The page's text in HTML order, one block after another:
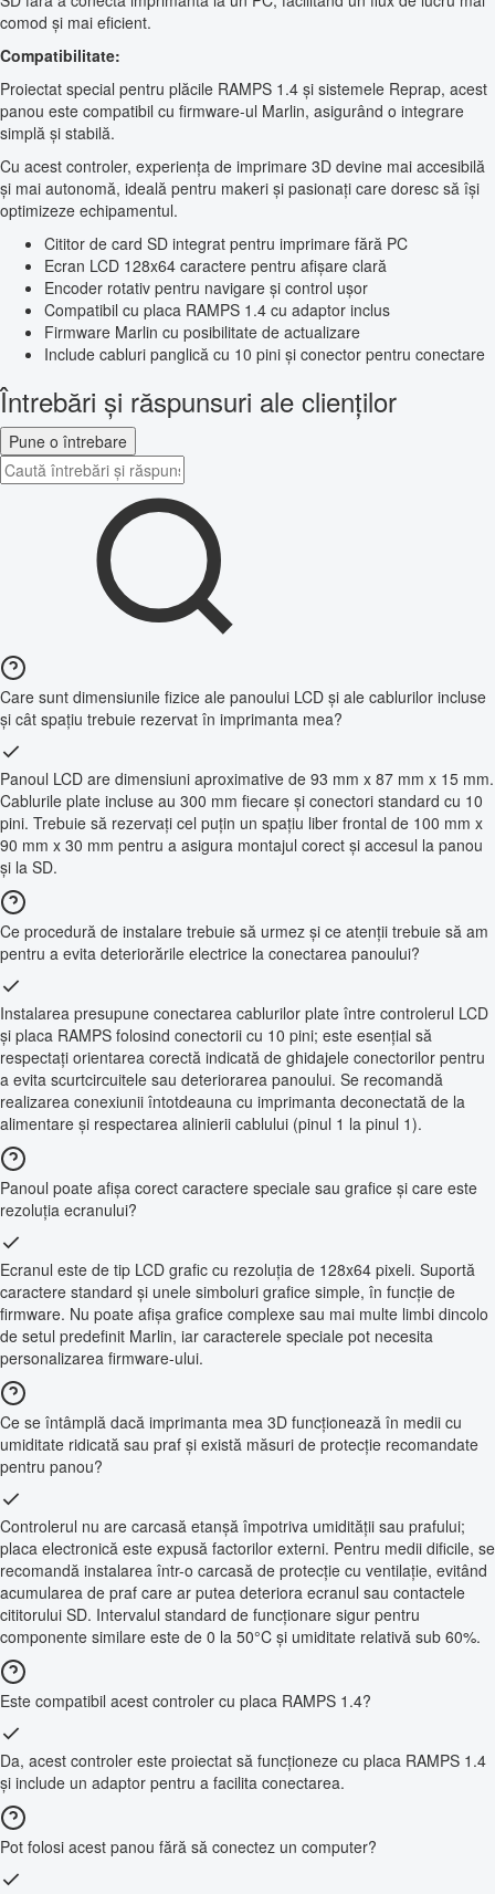
comod și mai eficient.
Compatibilitate:
Proiectat special pentru plăcile RAMPS 1.4 și sistemele Reprap, acest
panou este compatibil cu firmware-ul Marlin, asigurând o integrare
simplă și stabilă.
Cu acest controler, experiența de imprimare 3D devine mai accesibilă
și mai autonomă, ideală pentru makeri și pasionați care doresc să își
optimizeze echipamentul.
Cititor de card SD integrat pentru imprimare fără PC
Ecran LCD 128x64 caractere pentru afișare clară
Encoder rotativ pentru navigare și control ușor
Compatibil cu placa RAMPS 1.4 cu adaptor inclus
Firmware Marlin cu posibilitate de actualizare
Include cabluri panglică cu 10 pini și conector pentru conectare
Întrebări și răspunsuri ale clienților
Pune o întrebare
Care sunt dimensiunile fizice ale panoului LCD și ale cablurilor incluse
și cât spațiu trebuie rezervat în imprimanta mea?
Panoul LCD are dimensiuni aproximative de 93 mm x 87 mm x 15 mm.
Cablurile plate incluse au 300 mm fiecare și conectori standard cu 10
pini. Trebuie să rezervați cel puțin un spațiu liber frontal de 100 mm x
90 mm x 30 mm pentru a asigura montajul corect și accesul la panou
și la SD.
Ce procedură de instalare trebuie să urmez și ce atenții trebuie să am
pentru a evita deteriorările electrice la conectarea panoului?
Instalarea presupune conectarea cablurilor plate între controlerul LCD
și placa RAMPS folosind conectorii cu 10 pini; este esențial să
respectați orientarea corectă indicată de ghidajele conectorilor pentru
a evita scurtcircuitele sau deteriorarea panoului. Se recomandă
realizarea conexiunii întotdeauna cu imprimanta deconectată de la
alimentare și respectarea alinierii cablului (pinul 1 la pinul 1).
Panoul poate afișa corect caractere speciale sau grafice și care este
rezoluția ecranului?
Ecranul este de tip LCD grafic cu rezoluția de 128x64 pixeli. Suportă
caractere standard și unele simboluri grafice simple, în funcție de
firmware. Nu poate afișa grafice complexe sau mai multe limbi dincolo
de setul predefinit Marlin, iar caracterele speciale pot necesita
personalizarea firmware-ului.
Ce se întâmplă dacă imprimanta mea 3D funcționează în medii cu
umiditate ridicată sau praf și există măsuri de protecție recomandate
pentru panou?
Controlerul nu are carcasă etanșă împotriva umidității sau prafului;
placa electronică este expusă factorilor externi. Pentru medii dificile, se
recomandă instalarea într-o carcasă de protecție cu ventilație, evitând
acumularea de praf care ar putea deteriora ecranul sau contactele
cititorului SD. Intervalul standard de funcționare sigur pentru
componente similare este de 0 la 50°C și umiditate relativă sub 60%.
Este compatibil acest controler cu placa RAMPS 1.4?
Da, acest controler este proiectat să funcționeze cu placa RAMPS 1.4
și include un adaptor pentru a facilita conectarea.
Pot folosi acest panou fără să conectez un computer?